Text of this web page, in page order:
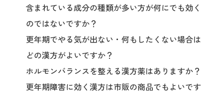
含まれている成分の種類が多い方が何にでも効く
のではないですか？
更年期でやる気が出ない・何もしたくない場合は
どの漢方がよいですか？
ホルモンバランスを整える漢方薬はありますか？
更年期障害に効く漢方は市販の商品でもよいです